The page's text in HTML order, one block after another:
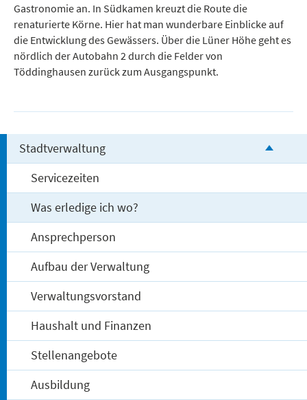
Gastronomie an. In Südkamen kreuzt die Route die
renaturierte Körne. Hier hat man wunderbare Einblicke auf
die Entwicklung des Gewässers. Über die Lüner Höhe geht es
nördlich der Autobahn 2 durch die Felder von
Töddinghausen zurück zum Ausgangspunkt.
Stadtverwaltung
Servicezeiten
Was erledige ich wo?
Ansprechperson
Aufbau der Verwaltung
Verwaltungsvorstand
Haushalt und Finanzen
Stellenangebote
Ausbildung